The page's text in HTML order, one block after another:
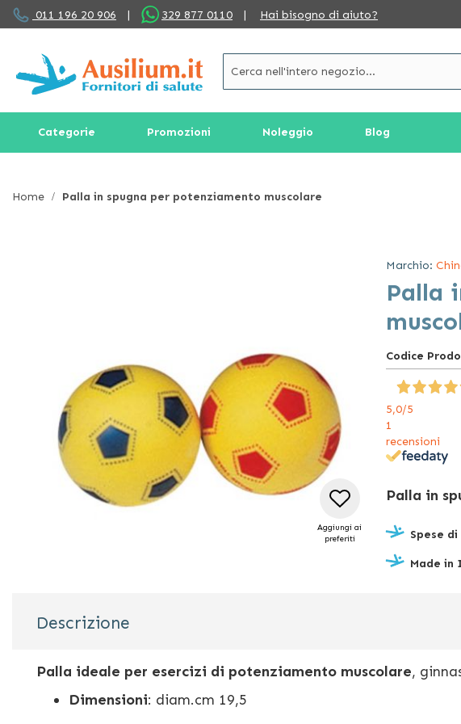
Salta
al
011 196 20 906 | 329 877 0110 | Hai bisogno di aiuto?
Categorie Promozioni Noleggio Blog
Home Palla in spugna per potenziamento muscolare
all'inizio
della
immagini
Aggiungi ai
preferiti
Marchio:
Palla
Codice
5,0/5
1
recensioni
Palla in
Spese
Made in
Descrizione
Palla ideale per esercizi di potenziamento muscolare,
Dimensioni: diam.cm 19,5